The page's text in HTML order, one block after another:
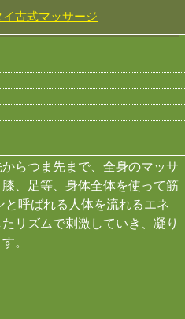
サージ ひとみ
らつま先まで、全身のマッサ
、足等、身体全体を使って筋
呼ばれる人体を流れるエネ
リズムで刺激していき、凝り
。